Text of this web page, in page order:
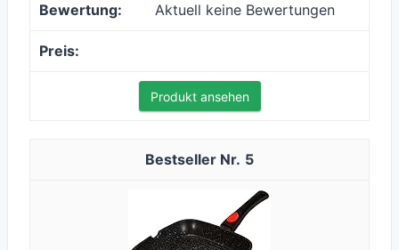
Aktuell keine Bewertungen
Produkt ansehen
5